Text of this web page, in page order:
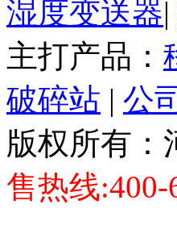
湿度变送器|
主打产品：
破碎站 | 公
版权所有：
售热线:400-